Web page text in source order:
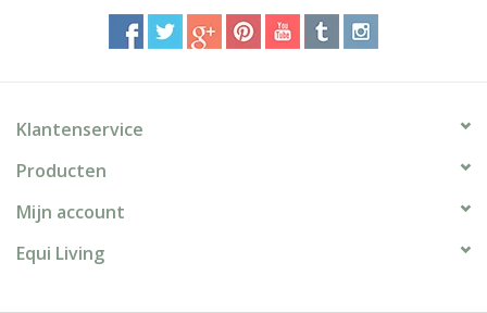
Klantenservice
Producten
Mijn account
Equi Living